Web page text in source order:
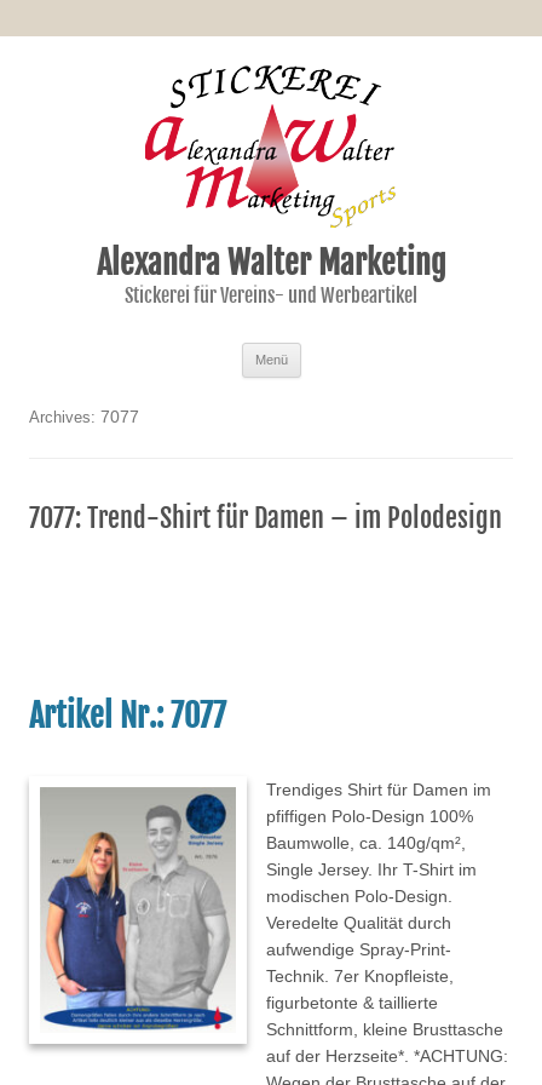
Alexandra Walter Marketing
Stickerei für Vereins- und Werbeartikel
Menü
Archives: 7077
7077: Trend-Shirt für Damen – im Polodesign
Artikel Nr.: 7077
Trendiges Shirt für Damen im
pfiffigen Polo-Design 100%
Baumwolle, ca. 140g/qm²,
Single Jersey. Ihr T-Shirt im
modischen Polo-Design.
Veredelte Qualität durch
aufwendige Spray-Print-
Technik. 7er Knopfleiste,
figurbetonte & taillierte
Schnittform, kleine Brusttasche
auf der Herzseite*. *ACHTUNG: